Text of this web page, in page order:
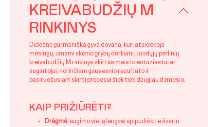
KREIVABUDŽIŲ M
RINKINYS
Didesnė gurmaniška gyva dovana, kuri atsidėkoja
mėsingų, umami skonio grybų derliumi. Juodųjų perlinių
kreivabudžių M rinkinys skirtas maisto entuziastui ar
augintojui, norinčiam gausesnio rezultato ir
pasiruošusiam skirti procesui šiek tiek daugiau dėmesio.
KAIP PRIŽIŪRĖTI?
Drėgmė: augimo vietą lengvai apipurkškite švariu